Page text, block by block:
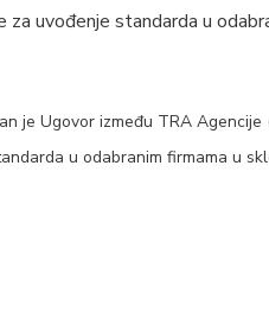
za uvođenje standarda u
je Ugovor između TRA
u odabranim firmama u